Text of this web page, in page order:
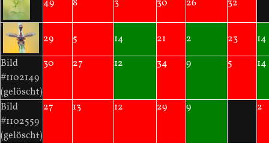
49 8 3 30 26 32
29 5 14 21 2 23
14
Bild
#1102149
(gelöscht)
30 27 12 34 9 5 14
Bild
#1102559
(gelöscht)
27 13 12 29 9 2